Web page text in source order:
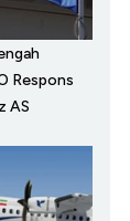
Respons
AS